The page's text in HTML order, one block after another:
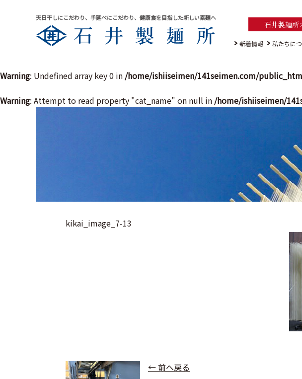
天日干しにこだわり、手延べにこだわり、健康食を目指した新しい素麺へ
石井製麺所
新着情報 私たちに
Warning: Undefined array key 0 in /home/ishiiseimen/141seimen.com/
Warning: Attempt to read property "cat_name" on null in /home/ishiiseimen/
kikai_image_7-13
← 前へ戻る